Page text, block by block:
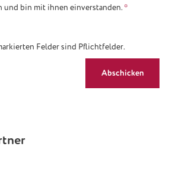
und bin mit ihnen einverstanden. *
Felder sind Pflichtfelder.
Abschicken